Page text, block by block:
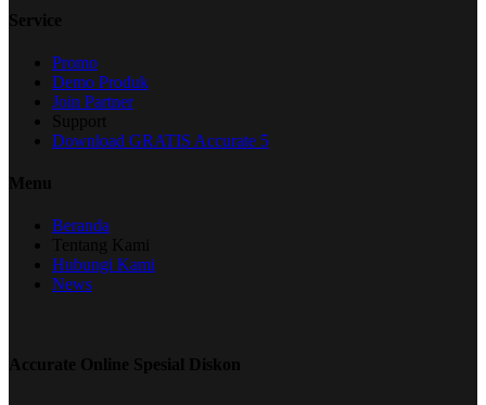
Service
Promo
Demo Produk
Join Partner
Support
Download GRATIS Accurate 5
Menu
Beranda
Tentang Kami
Hubungi Kami
News
Accurate Online Spesial Diskon